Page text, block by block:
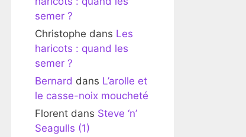
semer ?
Christophe dans Les
haricots : quand les
semer ?
Bernard dans L’arolle et
le casse-noix moucheté
Florent dans Steve ‘n’
Seagulls (1)